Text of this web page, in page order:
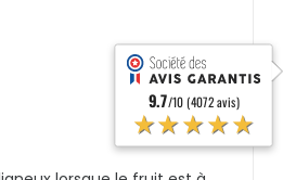
9.7/10 (4072 avis)
★★★★★